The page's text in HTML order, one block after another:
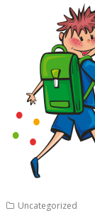
Uncategorized